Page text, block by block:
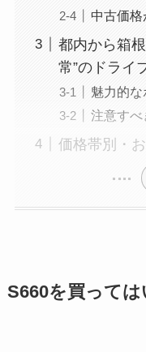
中古価格
都内から箱
常”のドライ
魅力的な
注意すべ
価格帯別・
S660を買って